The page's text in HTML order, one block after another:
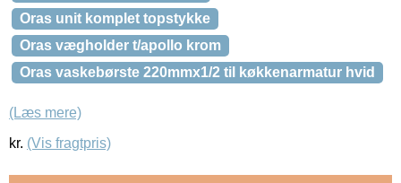
Oras unit komplet topstykke
Oras vægholder t/apollo krom
Oras vaskebørste 220mmx1/2 til køkkenarmatur hvid
(Læs mere)
kr. (Vis fragtpris)